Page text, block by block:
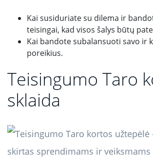
Kai susiduriate su dilema ir
teisingai, kad visos šalys būtų
Kai bandote subalansuoti savo ir
poreikius.
Teisingumo Taro
sklaida